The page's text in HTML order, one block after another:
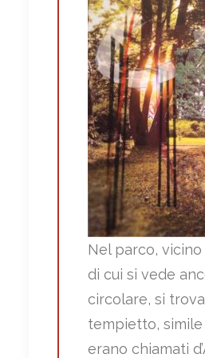
Nel parco,
di cui si vede
circolare, si
tempietto,
erano chiamati